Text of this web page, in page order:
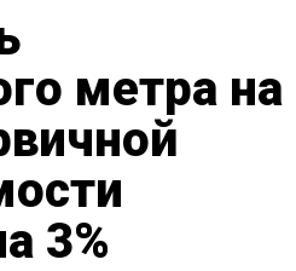
метра на
3%